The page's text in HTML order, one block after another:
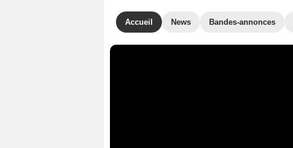
Accueil News Bandes-annonces